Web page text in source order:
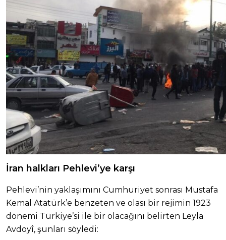
İran halkları Pehlevi’ye karşı
Pehlevi’nin yaklaşımını Cumhuriyet sonrası Mustafa
Kemal Atatürk’e benzeten ve olası bir rejimin 1923
dönemi Türkiye’si ile bir olacağını belirten Leyla
Avdoyî, şunları söyledi: